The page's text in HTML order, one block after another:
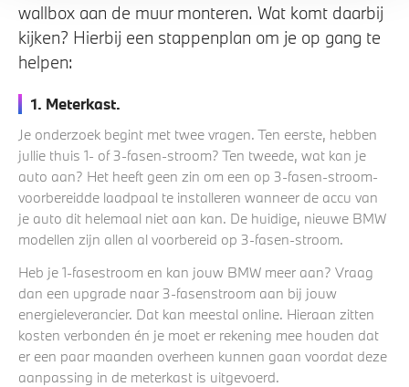
wallbox aan de muur monteren. Wat komt daarbij
kijken? Hierbij een stappenplan om je op gang te
helpen:
1. Meterkast.
Je onderzoek begint met twee vragen. Ten eerste, hebben
jullie thuis 1- of 3-fasen-stroom? Ten tweede, wat kan je
auto aan? Het heeft geen zin om een op 3-fasen-stroom-
voorbereidde laadpaal te installeren wanneer de accu van
je auto dit helemaal niet aan kan. De huidige, nieuwe BMW
modellen zijn allen al voorbereid op 3-fasen-stroom.
Heb je 1-fasestroom en kan jouw BMW meer aan? Vraag
dan een upgrade naar 3-fasenstroom aan bij jouw
energieleverancier. Dat kan meestal online. Hieraan zitten
kosten verbonden én je moet er rekening mee houden dat
er een paar maanden overheen kunnen gaan voordat deze
aanpassing in de meterkast is uitgevoerd.